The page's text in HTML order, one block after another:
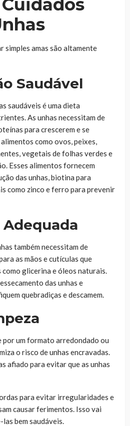
simples amas são altamente
Saudável
saudáveis é uma dieta
As unhas necessitam de
para crescerem e se
como ovos, peixes,
vegetais de folhas verdes e
Esses alimentos fornecem
das unhas, biotina para
como zinco e ferro para prevenir
também necessitam de
as mãos e cutículas que
glicerina e óleos naturais.
das unhas e
quebradiças e descamem.
por um formato arredondado ou
o risco de unhas encravadas.
afiado para evitar que as unhas
para evitar irregularidades e
causar ferimentos. Isso vai
bem saudáveis.